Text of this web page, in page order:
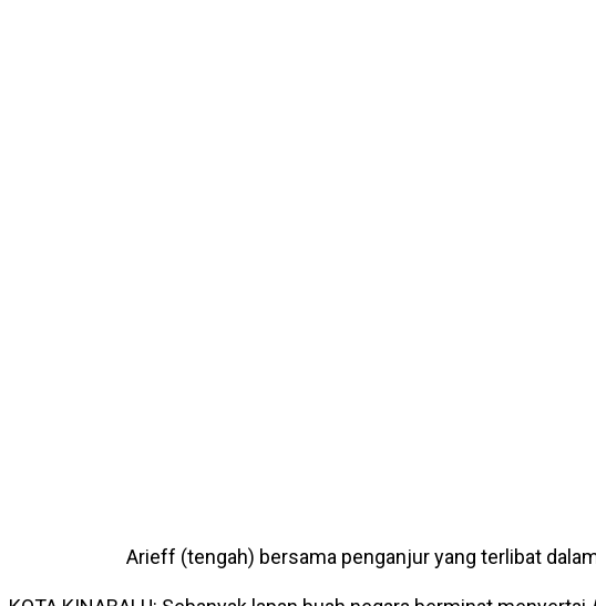
Arieff (tengah) bersama penganjur yang terlibat